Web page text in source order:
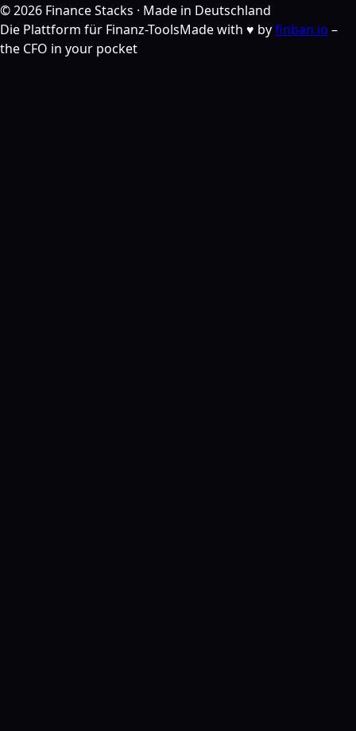
©2026 Finance Stacks · Made in Deutschland
Die Plattform für Finanz-ToolsMade with ♥ byfinban.io –
the CFO in your pocket